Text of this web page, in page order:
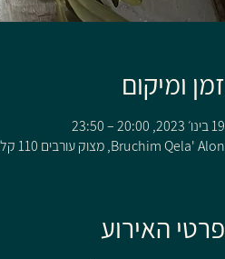
זמן ומיקום
19 בינו׳ 2023, 20:00 – 23:50
Bruchim Qela' Alon, מצוק עורבים 110 קלע, Bruchim Qela' Alon, 1242200
פרטי האירוע